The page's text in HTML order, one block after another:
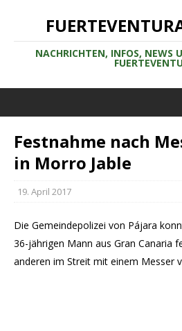
NACHRICHTEN, INFOS, NEWS
Festnahme nach
in Morro Jable
19. April 2017
Die Gemeindepolizei von Pájara
36-jährigen Mann aus Gran Canaria
anderen im Streit mit einem Messer